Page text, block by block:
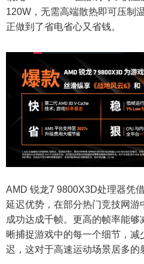
120W，无需高端散热即可压制
正做到了省电省心又省钱。
AMD 锐龙7 9800X3D处理器凭
延迟优势，在部分热门竞技网
成功达成千帧。更高的帧率能
晰捕捉游戏中的每一个细节，减
迟，这对于高速运动场景居多的